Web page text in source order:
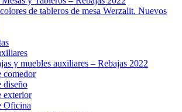
de tableros de mesa Werzalit. Nuevos
y muebles auxiliares – Rebajas 2022
comedor
diseño
exterior
Oficina